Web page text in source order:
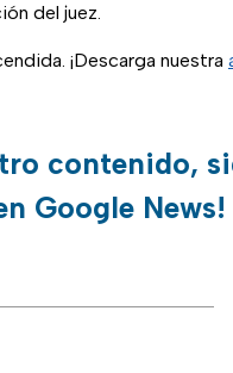
del juez.
¡Descarga nuestra
contenido,
Google News!